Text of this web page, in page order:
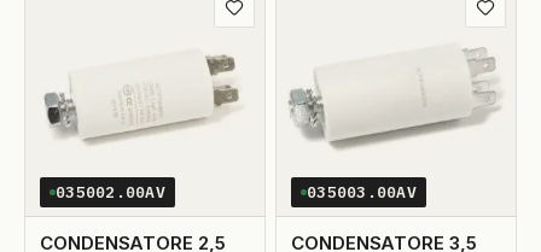
Aggiungi ai preferiti
035002.00AV
CONDENSATORE 2,5
035003.00AV
CONDENSATORE 3,5